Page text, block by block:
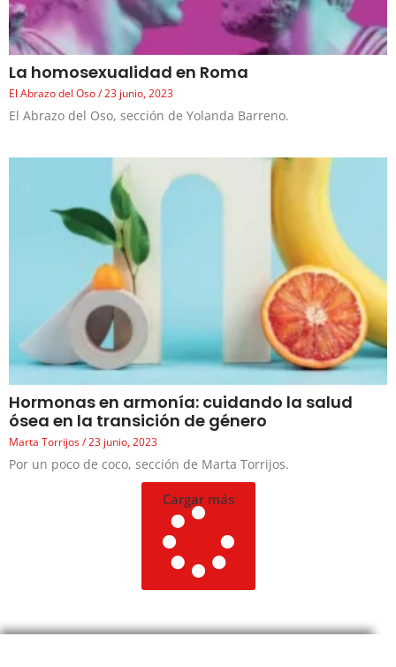
La homosexualidad en Roma
El Abrazo del Oso 23 junio, 2023
El Abrazo del Oso, sección de Yolanda Barreno.
Hormonas en armonía: cuidando la salud
ósea en la transición de género
Marta Torrijos 23 junio, 2023
Por un poco de coco, sección de Marta Torrijos.
Cargar más